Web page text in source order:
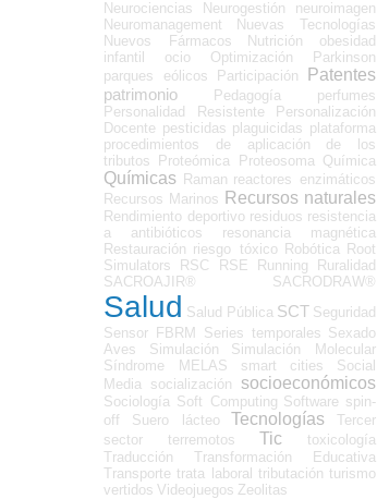
Neurociencias Neurogestión
neuroimagen
Neuromanagement
Nuevas Tecnologías
Nuevos Fármacos
Nutrición
obesidad
infantil
ocio Optimización
Parkinson
parques eólicos
Participación
Patentes
patrimonio
Pedagogía
perfumes
Personalidad Resistente
Personalización
Docente pesticidas plaguicidas plataforma
procedimientos de aplicación de los
tributos
Proteómica Proteosoma Química
Químicas Raman reactores enzimáticos
Recursos Marinos Recursos naturales
Rendimiento deportivo residuos resistencia
a antibióticos
resonancia magnética
Restauración riesgo tóxico Robótica Root
Simulators
RSC RSE Running
Ruralidad
SACROAJIR®
SACRODRAW®
Salud Salud Pública SCT Seguridad
Sensor FBRM
Series temporales Sexado
Aves
Simulación
Simulación Molecular
Síndrome MELAS
smart cities
Social
Media socialización socioeconómicos
Sociología Soft Computing Software spin-
off
Suero lácteo Tecnologías
Tercer
sector
terremotos Tic
toxicología
Traducción
Transformación Educativa
Transporte trata laboral tributación turismo
vertidos Videojuegos Zeolitas